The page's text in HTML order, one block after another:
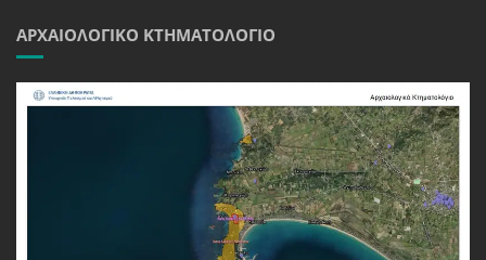
ΑΡΧΑΙΟΛΟΓΙΚΌ ΚΤΗΜΑΤΟΛΌΓΙΟ